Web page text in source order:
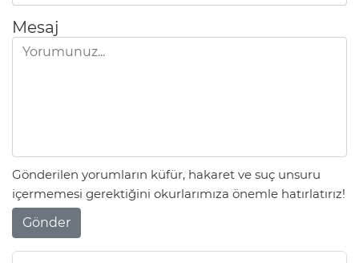
Mesaj
Gönderilen yorumların küfür, hakaret ve suç unsuru
içermemesi gerektiğini okurlarımıza önemle hatırlatırız!
Gönder